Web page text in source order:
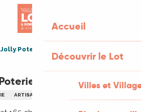
Accueil
Découvrir le Lot
Villes et
Poteries
ARTISANAT D'ART